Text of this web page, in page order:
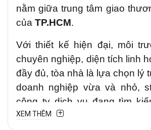
nằm giữa trung tâm giao
của TP.HCM.
Với thiết kế hiện đại, môi
chuyên nghiệp, diện tích linh
đầy đủ, tòa nhà là lựa chọn lý
doanh nghiệp vừa và nhỏ,
công ty dịch vụ đang tìm
chất lượng, thuận tiện và tối ưu
XEM THÊM